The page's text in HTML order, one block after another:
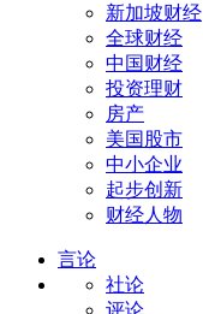
新加坡财经
全球财经
中国财经
投资理财
房产
美国股市
中小企业
起步创新
财经人物
言论
社论
评论